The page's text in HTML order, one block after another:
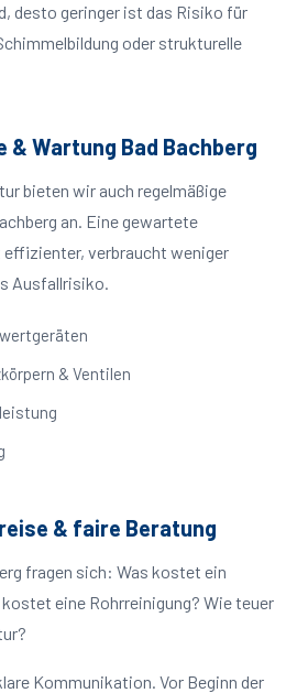
desto geringer ist das Risiko für
oder strukturelle
& Wartung Bad Bachberg
bieten wir auch regelmäßige
an. Eine gewartete
effizienter, verbraucht weniger
Ausfallrisiko.
& Ventilen
& faire Beratung
fragen sich: Was kostet ein
eine Rohrreinigung? Wie teuer
Kommunikation. Vor Beginn der